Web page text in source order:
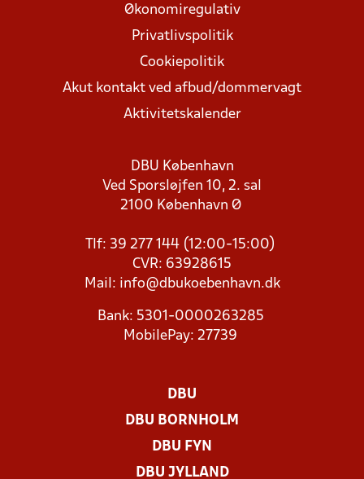
Økonomiregulativ
Privatlivspolitik
Cookiepolitik
Akut kontakt ved afbud/dommervagt
Aktivitetskalender
DBU København
Ved Sporsløjfen 10, 2. sal
2100 København Ø
Tlf: 39 277 144 (12:00-15:00)
CVR: 63928615
Mail: info@dbukoebenhavn.dk
Bank: 5301-0000263285
MobilePay: 27739
DBU
DBU BORNHOLM
DBU FYN
DBU JYLLAND